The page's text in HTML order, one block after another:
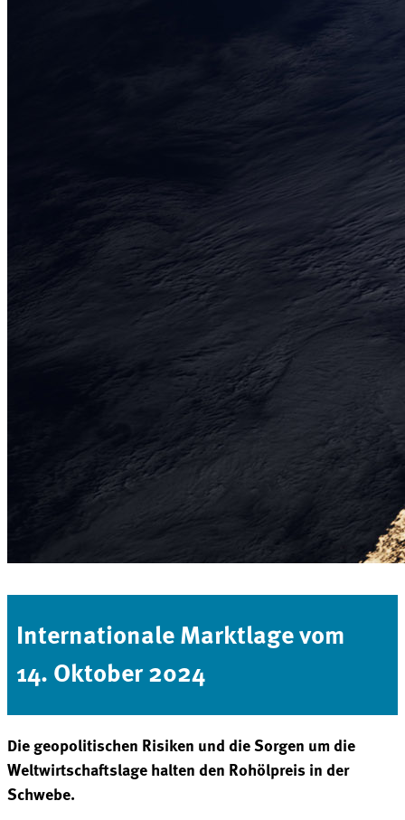
Internationale Marktlage vom
14. Oktober 2024
Die geopolitischen Risiken und die Sorgen um die
Weltwirtschaftslage halten den Rohölpreis in der
Schwebe.